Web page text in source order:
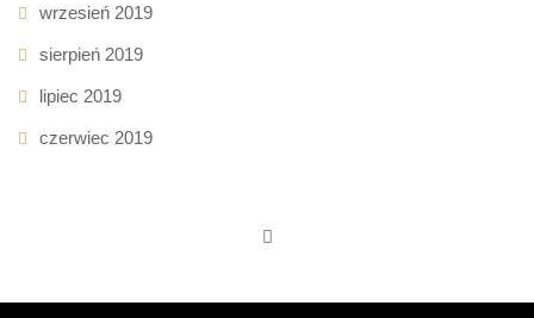
wrzesień 2019
sierpień 2019
lipiec 2019
czerwiec 2019